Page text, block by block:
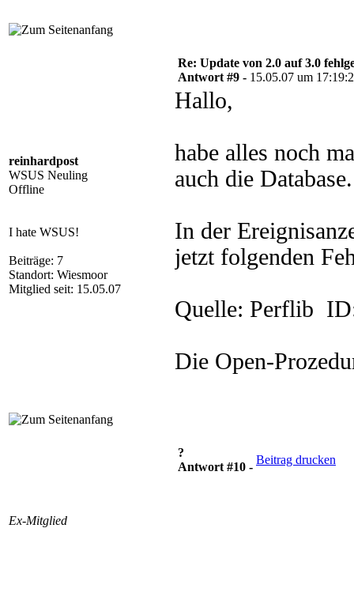
reinhardpost
WSUS Neuling
Offline
I hate WSUS!
Beiträge: 7
Standort: Wiesmoor
Mitglied seit: 15.05.07
Re: Update von 2.0 auf 3.0
Antwort #9 - 15.05.07 um
Hallo,
habe alles noch
auch die Database.
In der
jetzt folgenden
Quelle: Perflib
Die Open-
Ex-Mitglied
?
Antwort #10 -
Beitrag drucken